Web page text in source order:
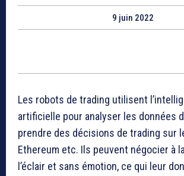
9 juin 2022
Les robots de trading utilisent
artificielle pour analyser les données
prendre des décisions de trading sur
Ethereum etc. Ils peuvent négocier à
l’éclair et sans émotion, ce qui leur